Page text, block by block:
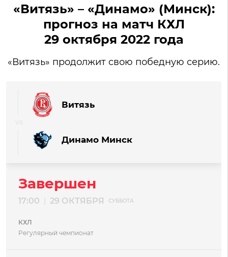
«Витязь» – «Динамо» (Минск):
прогноз на матч КХЛ
29 октября 2022 года
«Витязь» продолжит свою победную серию.
Витязь
Динамо Минск
Завершен
17:00 29 ОКТЯБРЯ СУББОТА
КХЛ
Регулярный чемпионат